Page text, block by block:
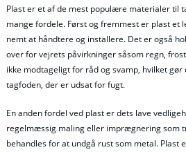
Plast er et af de mest populære materialer til
mange fordele. Først og fremmest er plast et
nemt at håndtere og installere. Det er også
over for vejrets påvirkninger såsom regn,
ikke modtageligt for råd og svamp, hvilket
tagfoden, der er udsat for fugt.
En anden fordel ved plast er dets lave
regelmæssig maling eller imprægnering som
behandles for at undgå rust som metal. Plast